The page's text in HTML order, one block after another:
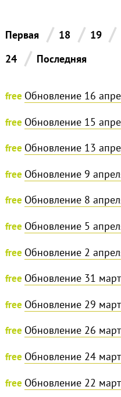
Первая / 18 / 19 /
24 / Последняя
free Обновление 16
free Обновление 15
free Обновление 13
free Обновление 9
free Обновление 8
free Обновление 5
free Обновление 2
free Обновление 31
free Обновление 29
free Обновление 26
free Обновление 24
free Обновление 22